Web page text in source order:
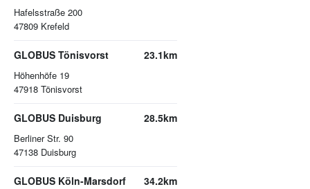
Hafelsstraße 200
47809 Krefeld
GLOBUS Tönisvorst
Höhenhöfe 19
47918 Tönisvorst
23.1km
GLOBUS Duisburg
Berliner Str. 90
47138 Duisburg
28.5km
GLOBUS Köln-Marsdorf 34.2km